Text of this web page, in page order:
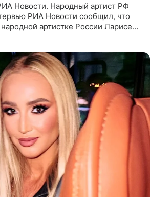
Новости. Народный артист РФ
РИА Новости сообщил, что
артистке России Ларисе